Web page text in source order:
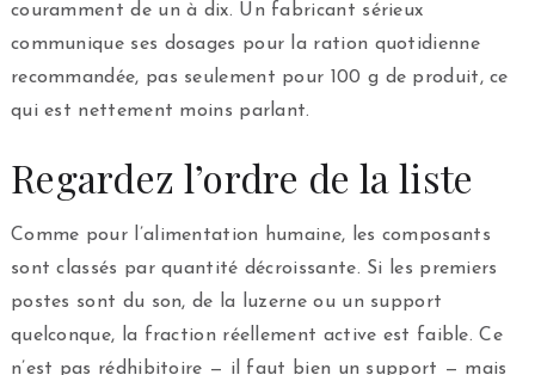
couramment de un à dix. Un fabricant sérieux
communique ses dosages pour la ration quotidienne
recommandée, pas seulement pour 100 g de produit, ce
qui est nettement moins parlant.
Regardez l’ordre de la liste
Comme pour l’alimentation humaine, les composants
sont classés par quantité décroissante. Si les premiers
postes sont du son, de la luzerne ou un support
quelconque, la fraction réellement active est faible. Ce
n’est pas rédhibitoire — il faut bien un support — mais